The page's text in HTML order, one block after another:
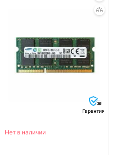
36
Гарантия
Нет в наличии